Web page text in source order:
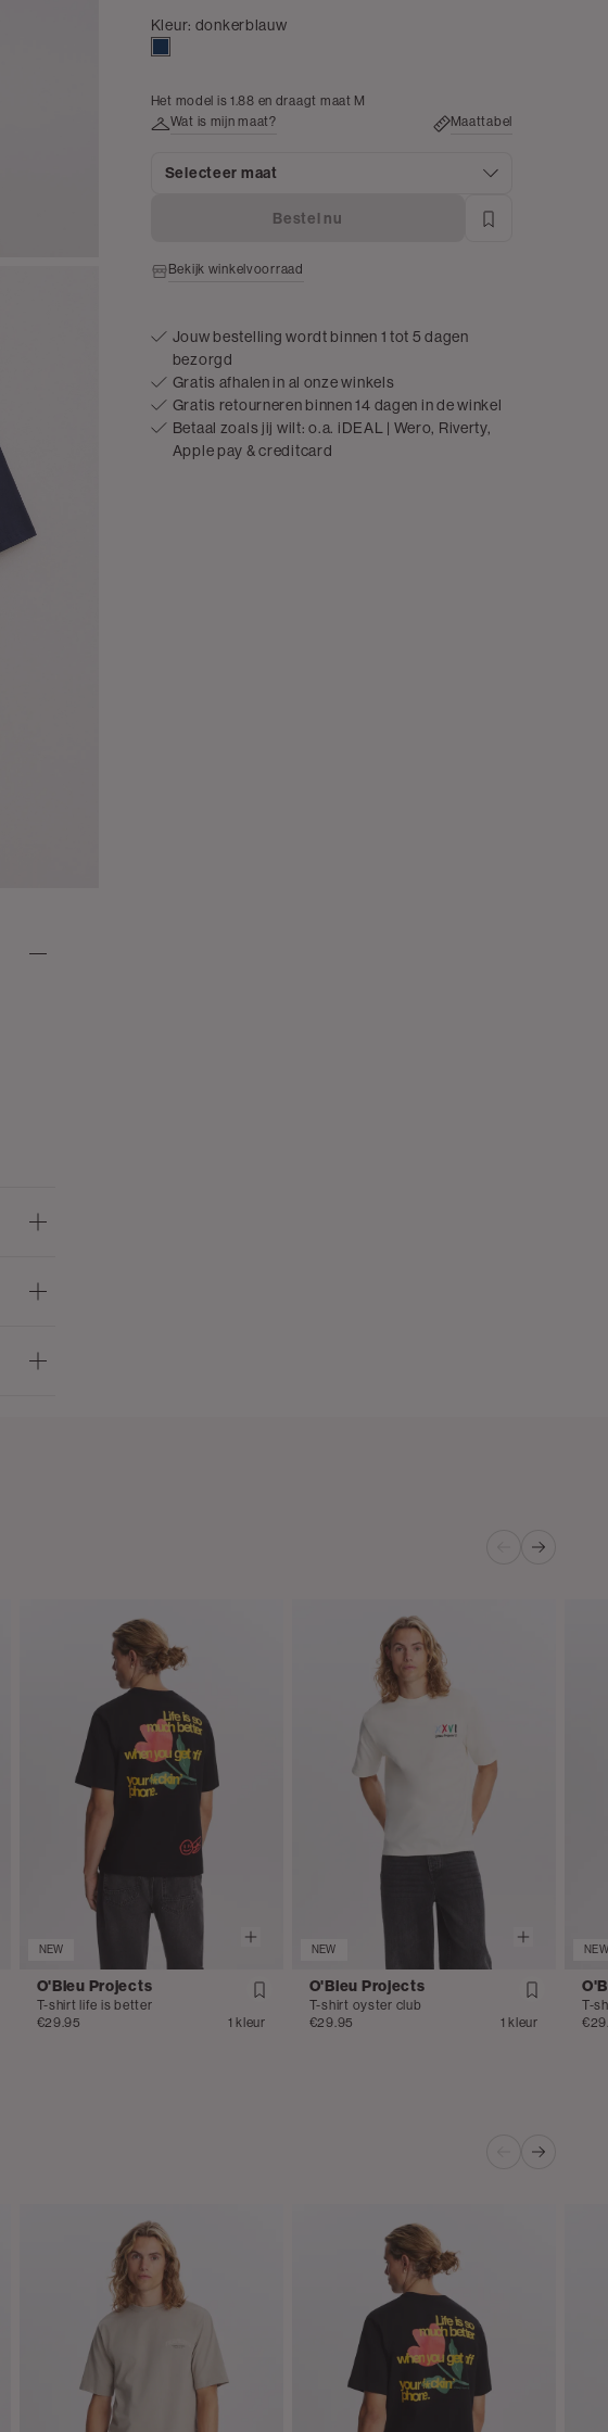
Kleur: donkerblauw
Het model is 1.88 en draagt maat M
Wat is mijn maat?
Maattabel
Selecteer maat
Bestel nu
Bekijk winkelvoorraad
Jouw bestelling wordt binnen 1 tot 5 dagen
bezorgd
Gratis afhalen in al onze winkels
Gratis retourneren binnen 14 dagen in de winkel
Betaal zoals jij wilt: o.a. iDEAL | Wero, Riverty,
Apple pay & creditcard
NEW
O'Bleu Projects
T-shirt life is better
€29.95
1 kleur
NEW
O'Bleu Projects
T-shirt oyster club
€29.95
1 kleur
NEW
T-